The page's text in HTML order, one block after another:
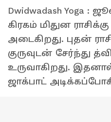
Dwidwadash Yoga :
கிரகம் மிதுன
அடைகிறது. புதன்
குருவுடன் சேர்ந்து
உருவாகிறது. இதனால்
ஜாக்பாட்